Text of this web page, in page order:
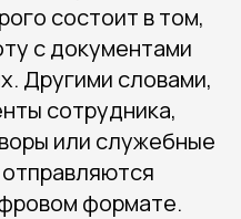
состоит в том,
с документами
Другими словами,
сотрудника,
или служебные
формате.